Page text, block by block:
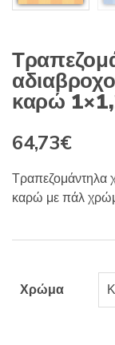
καρώ
64,73€
Τραπεζομάντηλα
καρώ με πάλ
Χρώμα